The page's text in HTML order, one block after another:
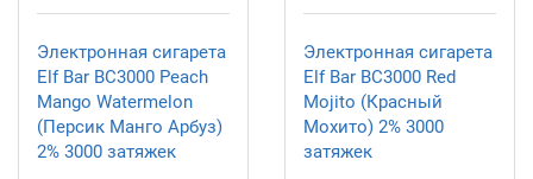
Электронная сигарета
Elf Bar BC3000 Peach
Mango Watermelon
(Персик Манго Арбуз)
2% 3000 затяжек
Электронная сигарета
Elf Bar BC3000 Red
Mojito (Красный
Мохито) 2% 3000
затяжек